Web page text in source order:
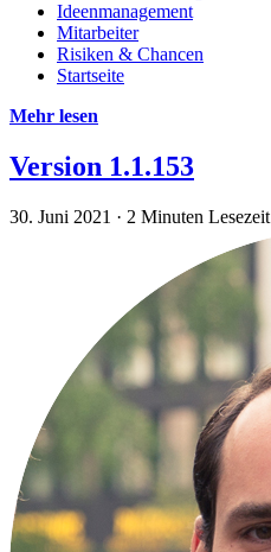
Ideenmanagement
Mitarbeiter
Risiken & Chancen
Startseite
Mehr lesen
Version 1.1.153
30. Juni 2021 · 2 Minuten Lesezeit